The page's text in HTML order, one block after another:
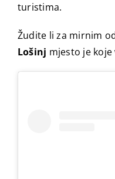
turistima.
Žudite li za mirnim
Lošinj mjesto je